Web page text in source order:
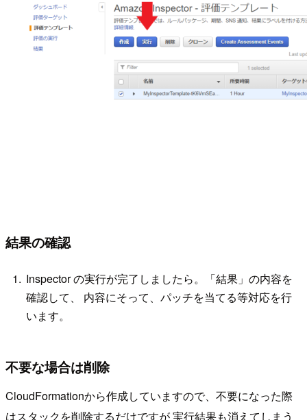
結果の確認
Inspector の実行が完了しましたら。「結果」の内容を
確認して、 内容にそって、パッチを当てる等対応を行
います。
不要な場合は削除
CloudFormationから作成していますので、不要になった際
はスタックを削除するだけですが 実行結果も消えてしまう